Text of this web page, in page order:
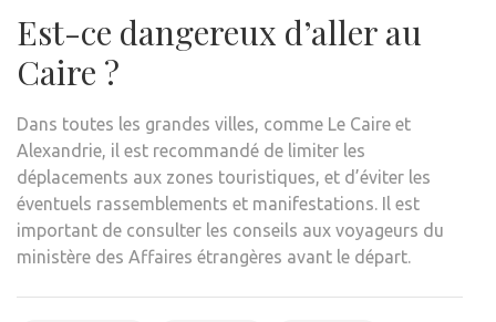
Est-ce dangereux d’aller au
Caire ?
Dans toutes les grandes villes, comme Le Caire et
Alexandrie, il est recommandé de limiter les
déplacements aux zones touristiques, et d’éviter les
éventuels rassemblements et manifestations. Il est
important de consulter les conseils aux voyageurs du
ministère des Affaires étrangères avant le départ.